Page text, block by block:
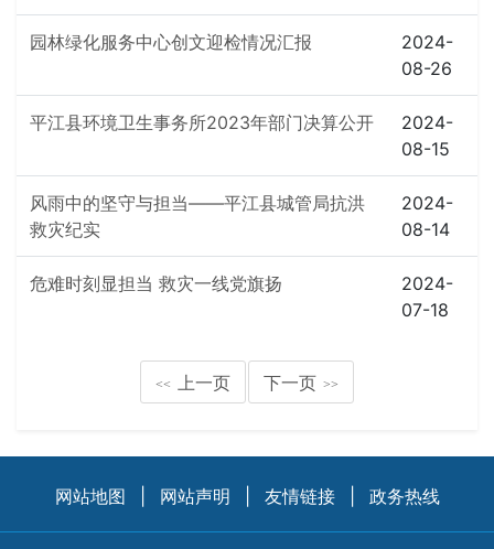
园林绿化服务中心创文迎检情况汇报
2024-
08-26
平江县环境卫生事务所2023年部门决算公开
2024-
08-15
风雨中的坚守与担当——平江县城管局抗洪
救灾纪实
2024-
08-14
危难时刻显担当 救灾一线党旗扬
2024-
07-18
<< 上一页 下一页 >>
网站地图 网站声明 友情链接 政务热线